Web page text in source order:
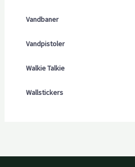
Vandbaner
Vandpistoler
Walkie Talkie
Wallstickers